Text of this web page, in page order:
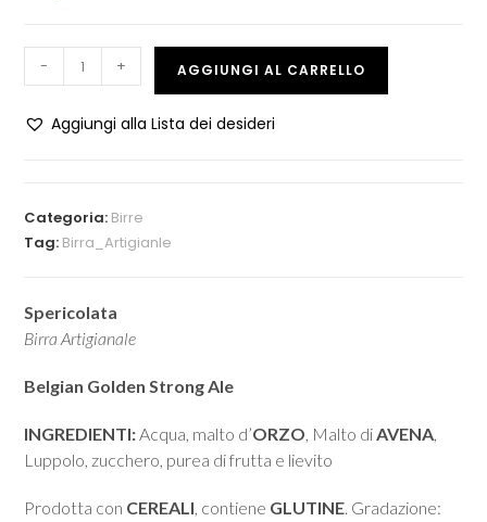
- + AGGIUNGI AL CARRELLO
Aggiungi alla Lista dei desideri
Categoria: Birre
Tag: Birra_Artigianle
Spericolata
Birra Artigianale
Belgian Golden Strong Ale
INGREDIENTI:Acqua, malto d’ORZO, Malto diAVENA,
Luppolo, zucchero, purea di frutta e lievito
Prodotta con CEREALI, contiene GLUTINE. Gradazione: